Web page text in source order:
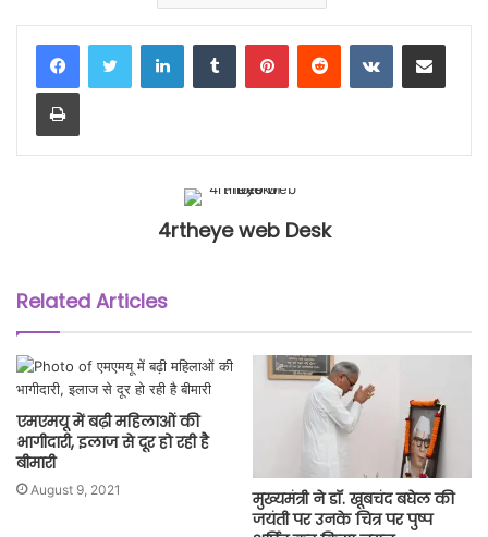
LinkedInTumblr PinterestReddit VKontakteShare via Email
Print
4rtheye web Desk
Related Articles
एमएमयू में बढ़ी महिलाओं की
भागीदारी, इलाज से दूर हो रही है
बीमारी
August 9, 2021
मुख्यमंत्री ने डॉ. खूबचंद बघेल की
जयंती पर उनके चित्र पर पुष्प